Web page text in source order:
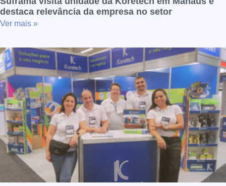
destaca relevância da empresa no setor
Ver mais »